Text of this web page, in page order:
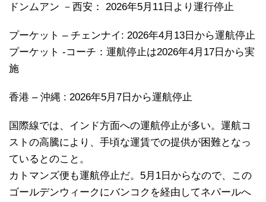
ドンムアン －西安： 2026年5月11日より運行停止
プーケット – チェンナイ: 2026年4月13日から運航停止
プーケット -コーチ：運航停止は2026年4月17日から実
施
香港 – 沖縄 : 2026年5月7日から運航停止
国際線では、インド方面への運航停止が多い。運航コ
ストの高騰により、手頃な運賃での提供が困難となっ
ているとのこと。
カトマンズ便も運航停止だ。5月1日からなので、この
ゴールデンウィークにバンコクを経由してネパールへ